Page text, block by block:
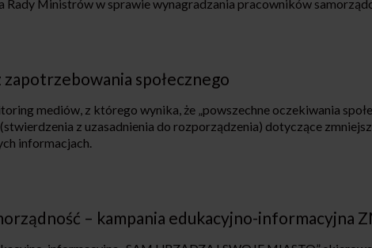
Ministrów w sprawie wynagradzania pracowników
społecznego
mediów, z którego wynika, że „powszechne oczekiwania
z uzasadnienia do rozporządzenia) dotyczące
informacjach.
– kampania edukacyjno-informacyjna